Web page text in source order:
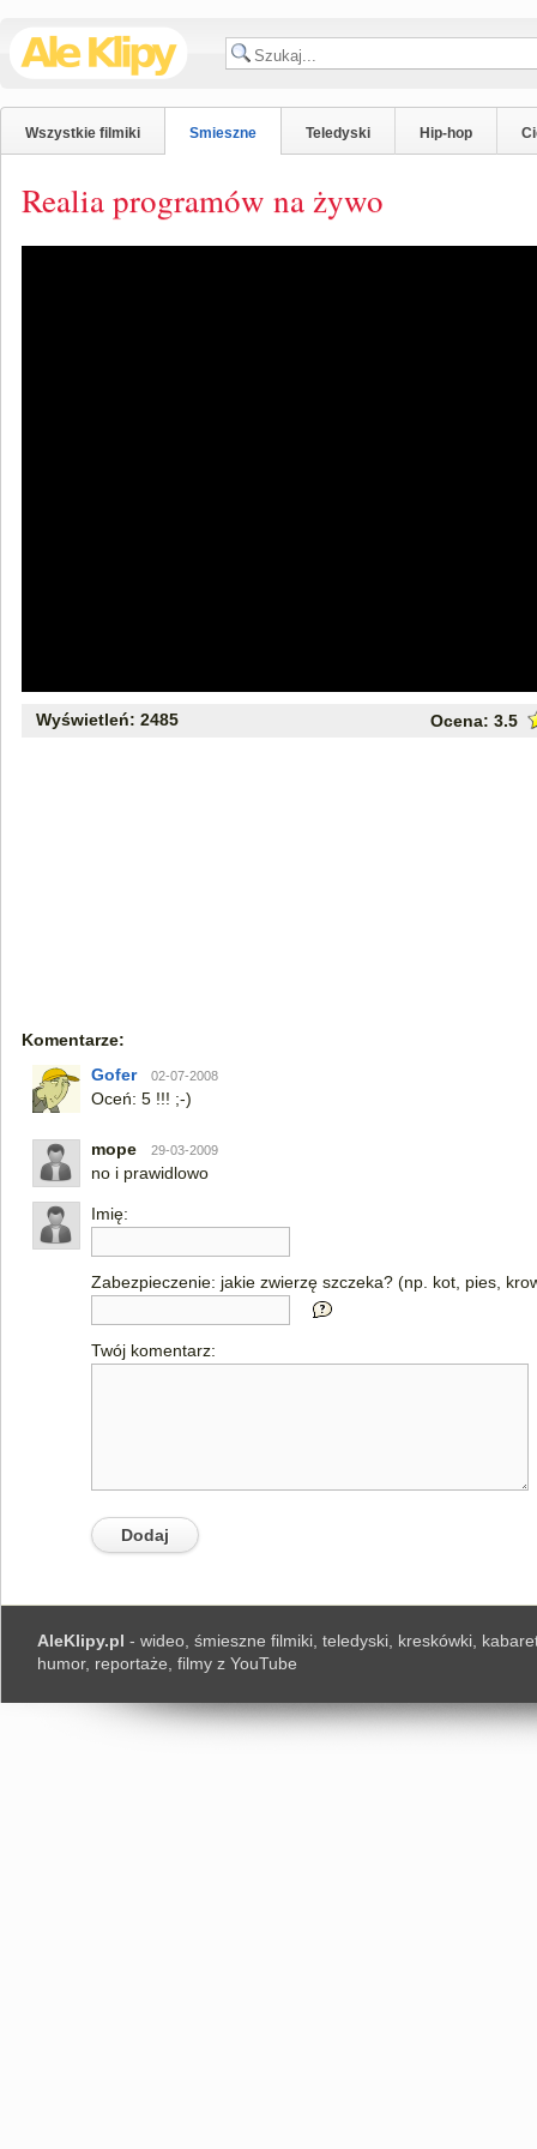
Wszystkie filmiki Smieszne Teledyski Hip-hop
Realia programów na żywo
Wyświetleń: 2485 Ocena: 3.5
Komentarze:
Gofer
02-07-2008
Oceń: 5 !!! ;-)
mope 29-03-2009
no i prawidlowo
Imię:
Zabezpieczenie: jakie zwierzę szczeka? (np. kot, pies,
Twój komentarz:
AleKlipy.pl - wideo, śmieszne filmiki, teledyski, kreskówki,
humor, reportaże, filmy z YouTube